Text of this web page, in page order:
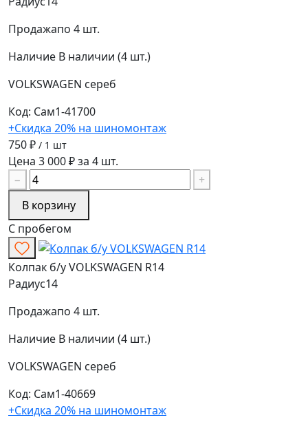
Продажапо 4 шт.
Наличие В наличии (4 шт.)
VOLKSWAGEN сереб
Код: Сам1-41700
+Скидка 20% на шиномонтаж
750 ₽ / 1 шт
Цена 3 000 ₽ за 4 шт.
−
+
В корзину
С пробегом
Колпак б/у VOLKSWAGEN R14
Радиус14
Продажапо 4 шт.
Наличие В наличии (4 шт.)
VOLKSWAGEN сереб
Код: Сам1-40669
+Скидка 20% на шиномонтаж